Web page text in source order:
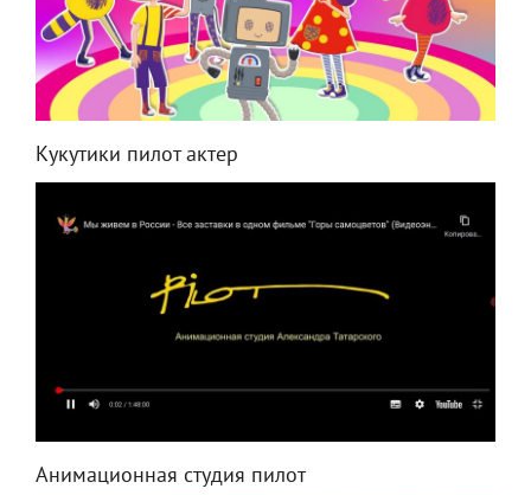
Кукутики пилот актер
Анимационная студия пилот